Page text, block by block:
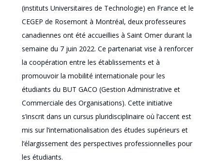
(instituts Universitaires de Technologie) en France et le
CEGEP de Rosemont à Montréal, deux professeures
canadiennes ont été accueillies à Saint Omer durant la
semaine du 7 juin 2022. Ce partenariat vise à renforcer
la coopération entre les établissements et à
promouvoir la mobilité internationale pour les
étudiants du BUT GACO (Gestion Administrative et
Commerciale des Organisations). Cette initiative
s’inscrit dans un cursus pluridisciplinaire où l’accent est
mis sur l’internationalisation des études supérieurs et
l’élargissement des perspectives professionnelles pour
les étudiants.